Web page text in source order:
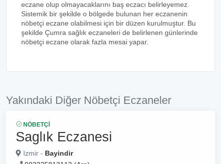
eczane olup olmayacaklarını baş eczacı belirleyemez.
Sistemik bir şekilde o bölgede bulunan her eczanenin
nöbetçi eczane olabilmesi için bir düzen kurulmuştur. Bu
şekilde Çumra sağlık eczaneleri de belirlenen günlerinde
nöbetçi eczane olarak fazla mesai yapar.
Yakındaki Diğer Nöbetçi Eczaneler
NÖBETÇI
Saglık Eczanesi
Izmir - Bayindir